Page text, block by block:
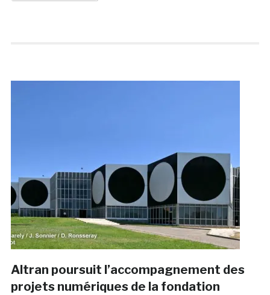
Altran poursuit l’accompagnement des
projets numériques de la fondation